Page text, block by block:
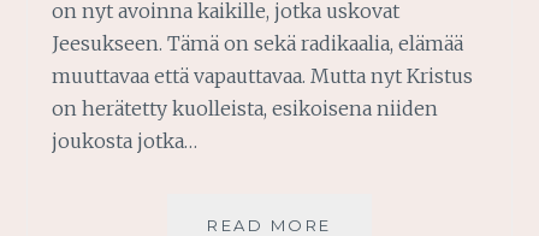
on nyt avoinna kaikille, jotka uskovat
Jeesukseen. Tämä on sekä radikaalia, elämää
muuttavaa että vapauttavaa. Mutta nyt Kristus
on herätetty kuolleista, esikoisena niiden
joukosta jotka…
READ MORE